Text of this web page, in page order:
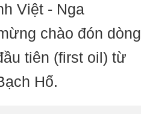
Việt - Nga
chào đón dòng
tiên (first oil) từ
Hổ.